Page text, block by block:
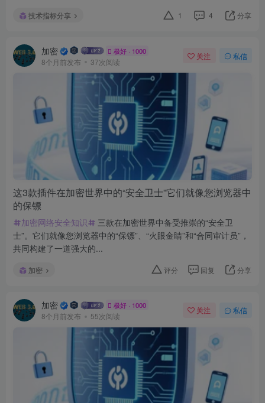
技术指标分享 1 4 分享
加密 极好 · 1000
8个月前发布 37次阅读
关注 私信
这3款插件在加密世界中的“安全卫士”它们就像您浏览器中
的保镖
加密网络安全知识
三款在加密世界中备受推崇的“安全卫
士”。它们就像您浏览器中的“保镖”、“火眼金睛”和“合同审计员”，
共同构建了一道强大的...
加密 评分 回复 分享
加密 极好 · 1000
8个月前发布 55次阅读
关注 私信